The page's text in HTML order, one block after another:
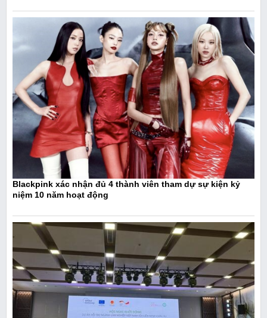
Blackpink xác nhận đủ 4 thành viên tham dự sự kiện kỷ
niệm 10 năm hoạt động